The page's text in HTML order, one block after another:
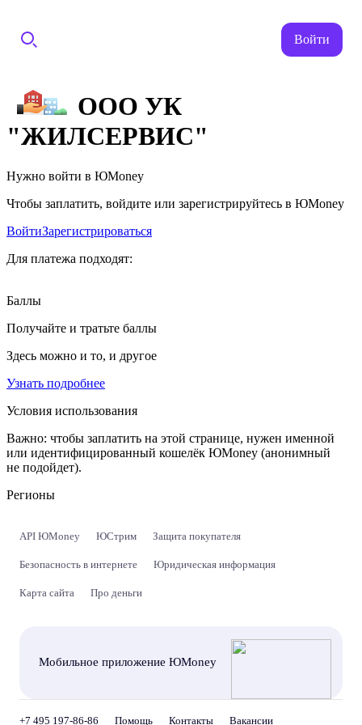
Войти
ООО УК
"ЖИЛСЕРВИС"
Нужно войти в ЮMoney
Чтобы заплатить, войдите или зарегистрируйтесь в ЮMoney
ВойтиЗарегистрироваться
Для платежа подходят:
Баллы
Получайте и тратьте баллы
Здесь можно и то, и другое
Узнать подробнее
Условия использования
Важно: чтобы заплатить на этой странице, нужен именной
или идентифицированный кошелёк ЮMoney (анонимный
не подойдет).
Регионы
API ЮMoney ЮСтрим Защита покупателя
Безопасность в интернете Юридическая информация
Карта сайта Про деньги
Мобильное приложение ЮMoney
+7 495 197-86-86 Помощь Контакты Вакансии